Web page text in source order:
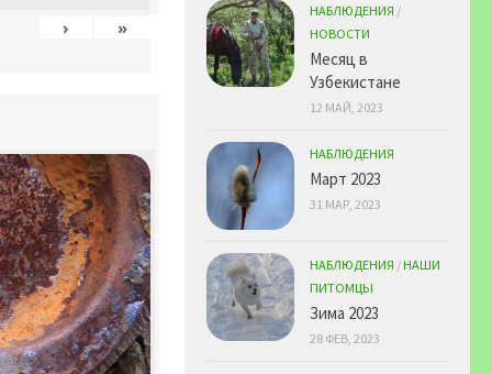
› »
НАБЛЮДЕНИЯ /
НОВОСТИ
Месяц в
Узбекистане
12 МАЙ, 2023
НАБЛЮДЕНИЯ
Март 2023
31 МАР, 2023
НАБЛЮДЕНИЯ /НАШИ
ПИТОМЦЫ
Зима 2023
28 ФЕВ, 2023